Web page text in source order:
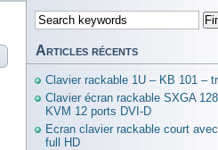
Articles récents
Clavier rackable 1U – KB 101 –
Clavier écran rackable SXGA
KVM 12 ports DVI-D
Ecran clavier rackable court
full HD